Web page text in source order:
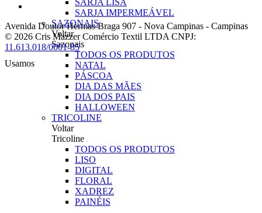
SARJA LISA
SARJA IMPERMEÁVEL
SAZONAIS
Voltar
Sazonais
TODOS OS PRODUTOS
NATAL
PÁSCOA
DIA DAS MÃES
DIA DOS PAIS
HALLOWEEN
TRICOLINE
Voltar
Tricoline
TODOS OS PRODUTOS
LISO
DIGITAL
FLORAL
XADREZ
PAINÉIS
Avenida Doutor Hermas Braga 907 - Nova Campinas - Campinas
© 2026 Cris Mazzer Comércio Textil LTDA CNPJ:
11.613.018/0001-85
Usamos